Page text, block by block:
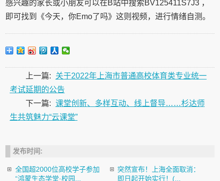
感兴趣的家长或小朋友可以在B站中搜索BV125411S7J3 ，
即可找到《今天，你Emo了吗》这则视频，进行情绪自测。
上一篇:
关于2022年上海市普通高校体育类专业统一
考试延期的公告
下一篇: 课堂创新、多样互动、线上督导……杉达师
生共筑魅力“云课堂”
发布时间:
全国超2000位高校学子参加
“鸿蒙生态学堂·校园...
突然宣布！上海全面取消：
即日起开始实行！(...